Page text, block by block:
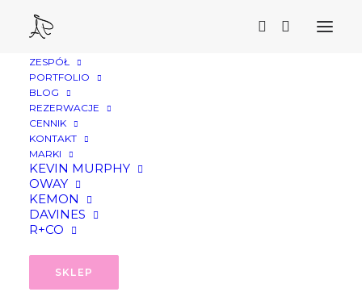
ZESPÓŁ
PORTFOLIO
BLOG
REZERWACJE
CENNIK
KONTAKT
MARKI
KEVIN MURPHY
OWAY
KEMON
DAVINES
R+CO
SKLEP
PROMOCJA!